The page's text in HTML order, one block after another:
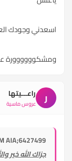
اسعدني وجودك
ومشكوووووورة
ر راعـــيتها
عروس ماسية
AIA;6427499:
جزاك الله خير